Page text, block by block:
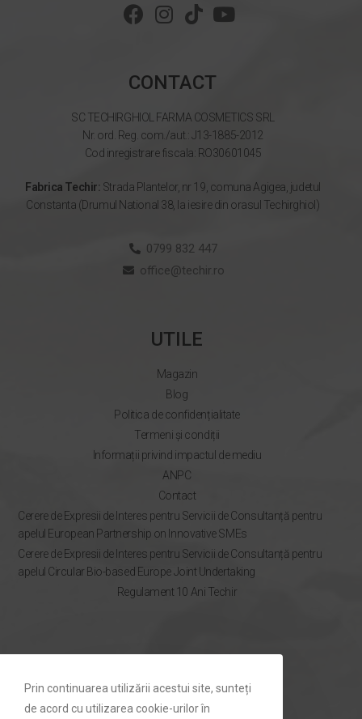
CONTACT
SC TECHIRGHIOL FARMA COSMETICS SRL
Nr. ord. Reg. com./aut.: J13-1885-2012
Cod inregistrare fiscala: RO30601045
Fabrica Techir: Strada Plantelor, nr 19, comuna Agigea, judetul
Constanta (Drumul National 38, la iesire din orasul Techirghiol)
0799 832 447
office@techir.ro
UTILE
Magazin
Blog
Politica de confidențialitate
Termeni și condiții
Informații privind impactul de mediu
ANPC
Contact
Cerere de Expresii de Interes pentru Servicii de Consultanță pentru
apelul European Partnership on Innovative SMEs
Cerere de Expresii de Interes pentru Servicii de Consultanță pentru
apelul Circular Bio-based Europe Joint Undertaking
Regulament 10 Ani Techir
Rămâi la curent cu ofertele Techir.ro
Prin continuarea utilizării acestui site, sunteți
de acord cu utilizarea cookie-urilor în